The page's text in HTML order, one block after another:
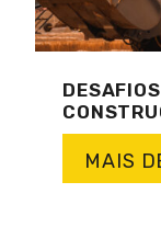
MAIS